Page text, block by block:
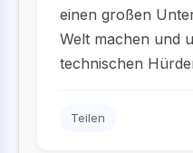
einen großen
Welt machen und
technischen
Teilen